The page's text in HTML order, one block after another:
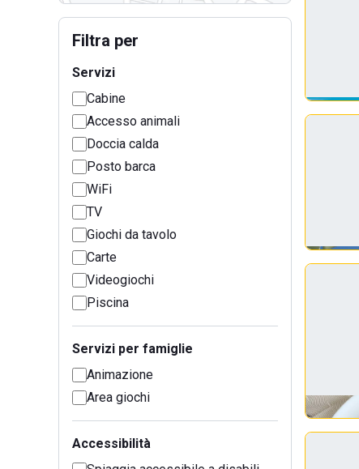
Filtra per
Servizi
Cabine
Accesso animali
Doccia calda
Posto barca
WiFi
TV
Giochi da tavolo
Carte
Videogiochi
Piscina
Servizi per famiglie
Animazione
Area giochi
Accessibilità